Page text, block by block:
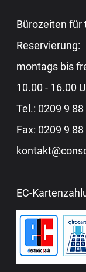
Bürozeiten für
Reservierung:
montags bis
10.00 - 16.00
Tel.: 0209 9
Fax: 0209 9
EC-